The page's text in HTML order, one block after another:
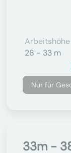
Arbeitshöhe
28 - 33 m
Nur für
33m -